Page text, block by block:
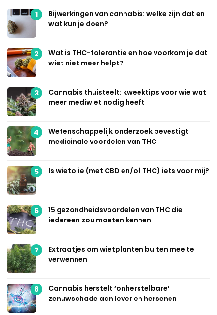
1
Bijwerkingen van cannabis: welke zijn dat en
wat kun je doen?
2
Wat is THC-tolerantie en hoe voorkom je dat
wiet niet meer helpt?
3
Cannabis thuisteelt: kweektips voor wie wat
meer mediwiet nodig heeft
4
Wetenschappelijk onderzoek bevestigt
medicinale voordelen van THC
5 Is wietolie (met CBD en/of THC) iets voor mij?
6
15 gezondheidsvoordelen van THC die
iedereen zou moeten kennen
7
Extraatjes om wietplanten buiten mee te
verwennen
8
Cannabis herstelt ‘onherstelbare’
zenuwschade aan lever en hersenen